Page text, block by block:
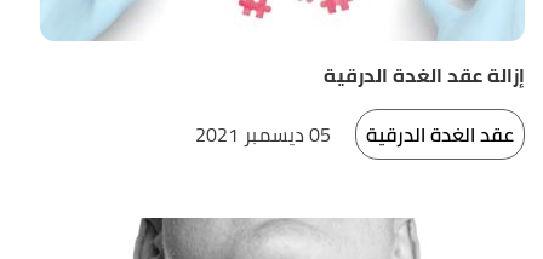
إزالة عقد الغدة الدرقية
عقد الغدة الدرقية
05 ديسمبر 2021